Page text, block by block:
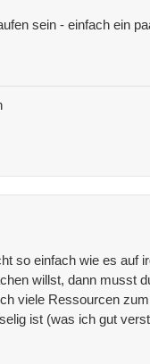
sein - einfach ein
so einfach wie es auf
willst, dann musst
viele Ressourcen
ist (was ich gut